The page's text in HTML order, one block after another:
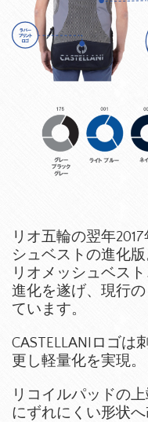
リオ五輪の翌年
シュベストの進化版
リオメッシュベス
進化を遂げ、現行
ています。
CASTELLANIロゴ
更し軽量化を実現。
リコイルパッドの
にずれにくい形状へ